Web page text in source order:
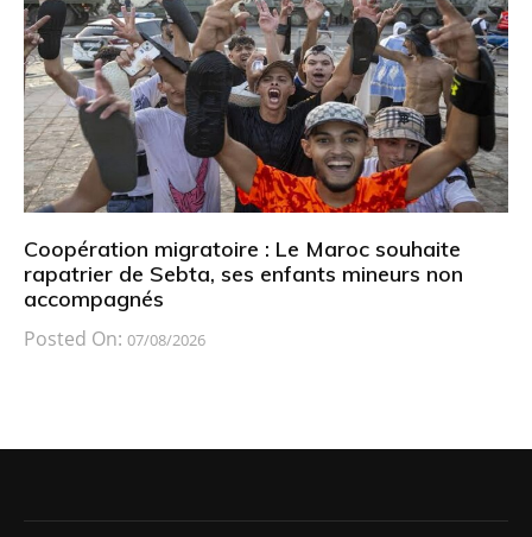
Coopération migratoire : Le Maroc souhaite
rapatrier de Sebta, ses enfants mineurs non
accompagnés
Posted On: 07/08/2026